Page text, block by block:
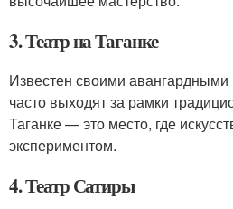
3. Театр на Таганке
Известен своими
часто выходят за рамки
Таганке — это место, где
экспериментом.
4. Театр Сатиры